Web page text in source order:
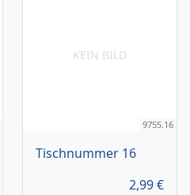
KEIN BILD
9755.16
Tischnummer 16
2,99€